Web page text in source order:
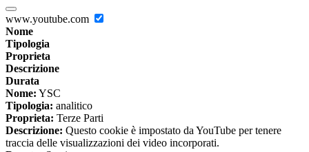
www.youtube.com
Nome
Tipologia
Proprieta
Descrizione
Durata
Nome: YSC
Tipologia: analitico
Proprieta: Terze Parti
Descrizione: Questo cookie è impostato da YouTube per tenere
traccia delle visualizzazioni dei video incorporati.